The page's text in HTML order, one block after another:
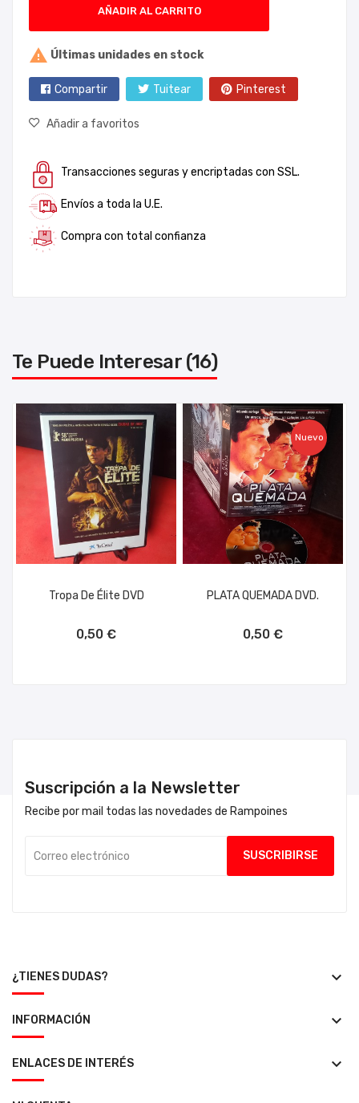
AÑADIR AL CARRITO
 Últimas unidades en stock
Compartir Tuitear Pinterest
Añadir a favoritos
Transacciones seguras y encriptadas con SSL.
Envíos a toda la U.E.
Compra con total confianza
Te Puede Interesar (16)
Tropa De Élite DVD
0,50 €
Nuevo
PLATA QUEMADA DVD.
0,50 €
Suscripción a la Newsletter
Recibe por mail todas las novedades de Rampoines
¿TIENES DUDAS? keyboard_arrow_down
INFORMACIÓN keyboard_arrow_down
ENLACES DE INTERÉS keyboard_arrow_down